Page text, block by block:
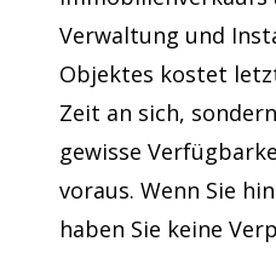
Verwaltung und
Objektes kostet
Zeit an sich,
gewisse
voraus. Wenn Sie
haben Sie keine